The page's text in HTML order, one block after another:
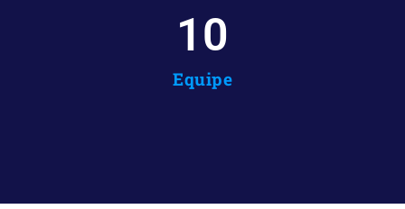
Equipe
10